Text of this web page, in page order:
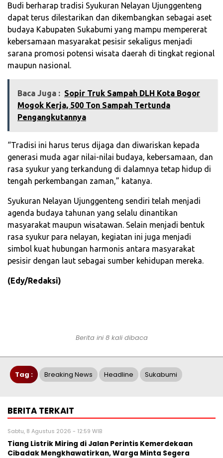
Budi berharap tradisi Syukuran Nelayan Ujunggenteng
dapat terus dilestarikan dan dikembangkan sebagai aset
budaya Kabupaten Sukabumi yang mampu mempererat
kebersamaan masyarakat pesisir sekaligus menjadi
sarana promosi potensi wisata daerah di tingkat regional
maupun nasional.
Baca Juga : Sopir Truk Sampah DLH Kota Bogor
Mogok Kerja, 500 Ton Sampah Tertunda
Pengangkutannya
“Tradisi ini harus terus dijaga dan diwariskan kepada
generasi muda agar nilai-nilai budaya, kebersamaan, dan
rasa syukur yang terkandung di dalamnya tetap hidup di
tengah perkembangan zaman,” katanya.
Syukuran Nelayan Ujunggenteng sendiri telah menjadi
agenda budaya tahunan yang selalu dinantikan
masyarakat maupun wisatawan. Selain menjadi bentuk
rasa syukur para nelayan, kegiatan ini juga menjadi
simbol kuat hubungan harmonis antara masyarakat
pesisir dengan laut sebagai sumber kehidupan mereka.
(Edy/Redaksi)
Berita ini 8 kali dibaca
Tag : Breaking News Headline Sukabumi
BERITA TERKAIT
Sabtu, 8 Agustus 2026 - 12:59 WIB
Tiang Listrik Miring di Jalan Perintis Kemerdekaan
Cibadak Mengkhawatirkan, Warga Minta Segera